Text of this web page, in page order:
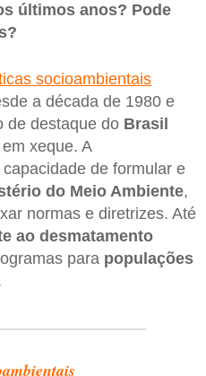
últimos anos? Pode
socioambientais
a década de 1980 e
de destaque do Brasil
xeque. A
de formular e
do Meio Ambiente,
normas e diretrizes. Até
ao desmatamento
para populações